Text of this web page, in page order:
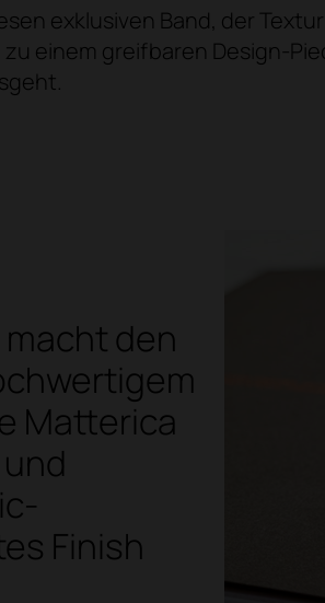
exklusiven Band, der
einem greifbaren Design-
den
Matterica
Finish